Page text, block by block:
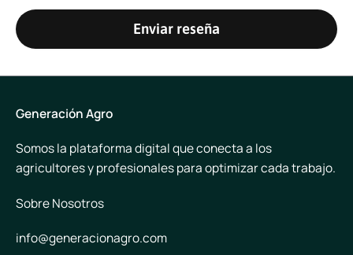
Enviar reseña
Generación Agro
Somos la plataforma digital que conecta a los
agricultores y profesionales para optimizar cada trabajo.
Sobre Nosotros
info@generacionagro.com